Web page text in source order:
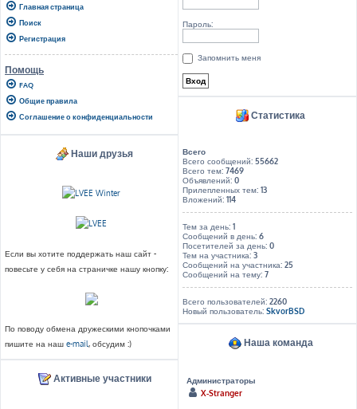
Главная страница
Поиск
Регистрация
Помощь
FAQ
Общие правила
Соглашение о конфиденциальности
Наши друзья
Если вы хотите поддержать наш сайт -
повесьте у себя на страничке нашу кнопку:
По поводу обмена дружескими кнопочками
пишите на наш e-mail, обсудим :)
Активные участники
Пароль:
Запомнить меня
Статистика
Всего
Всего сообщений:55662
Всего тем:7469
Объявлений:0
Прилепленных тем:13
Вложений:114
Тем за день:1
Сообщений в день:6
Посетителей за день:0
Тем на участника:3
Сообщений на участника:25
Сообщений на тему:7
Всего пользователей:2260
Новый пользователь:SkvorBSD
Наша команда
Администраторы
X-Stranger